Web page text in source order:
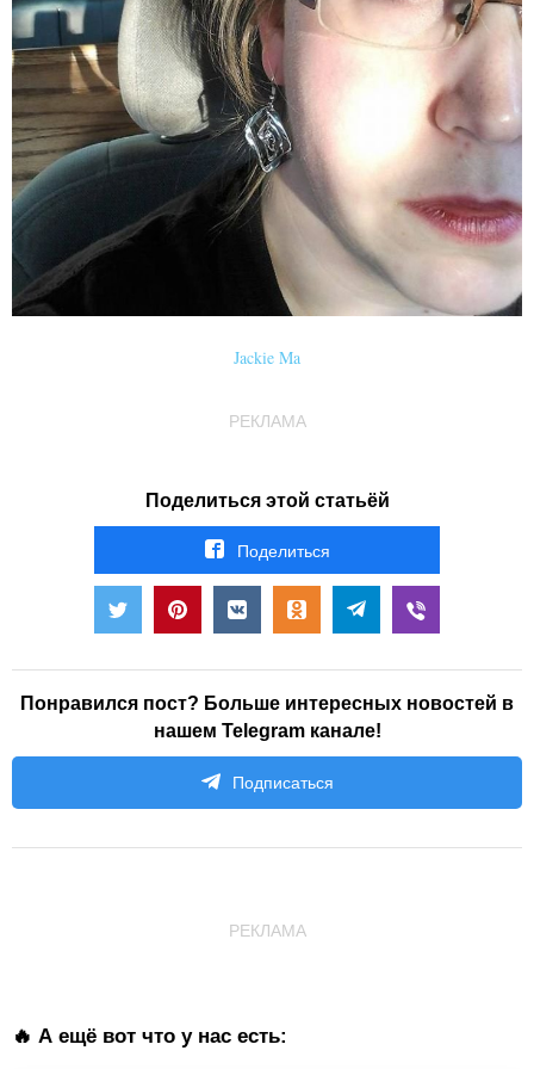
Jackie Ma
РЕКЛАМА
Поделиться этой статьёй
Поделиться
Понравился пост? Больше интересных новостей в
нашем Telegram канале!
Подписаться
РЕКЛАМА
🔥 А ещё вот что у нас есть: